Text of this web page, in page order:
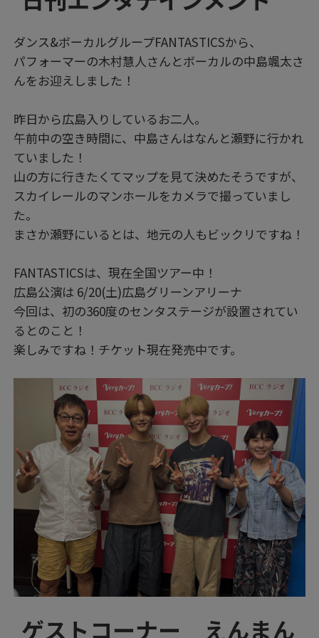
ダンス&ボーカルグループFANTASTICSから、
パフォーマーの木村慧人さんとボーカルの中島颯太さ
んをお迎えしました！
昨日から広島入りしているお二人。
午前中の空き時間に、中島さんはなんと瀬野に行かれ
ていました！
山の方に行きたくてマップを見て決めたそうですが、
スカイレールのマンホールをカメラで撮っていまし
た。
まさか瀬野にいるとは、地元の人もビックリですね！
FANTASTICSは、現在全国ツアー中！
広島公演は 6/20(土)広島グリーンアリーナ
今回は、初の360度のセンタステージが設置されてい
るとのこと！
楽しみですね！チケット現在発売中です。
ゲストコーナー えんまん